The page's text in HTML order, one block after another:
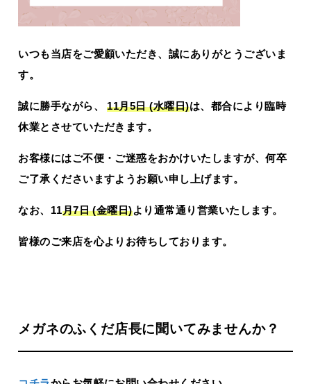
いつも当店をご愛顧いただき、誠にありがとうございま
す。
誠に勝手ながら、11月5日 (水曜日)は、都合により臨時
休業とさせていただきます。
お客様にはご不便・ご迷惑をおかけいたしますが、何卒
ご了承くださいますようお願い申し上げます。
なお、11月7日 (金曜日)より通常通り営業いたします。
皆様のご来店を心よりお待ちしております。
メガネのふくだ店長に聞いてみませんか？